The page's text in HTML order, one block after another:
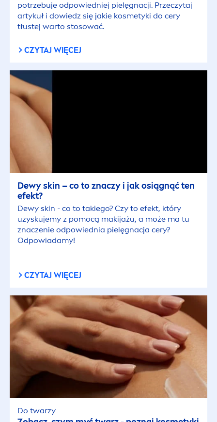
potrzebuje odpowiedniej pielęgnacji. Przeczytaj
artykuł i dowiedz się jakie kosmetyki do cery
tłustej warto stosować.
CZYTAJ WIĘCEJ
Dewyskin – co to znaczy i jak osiągnąć ten
efekt?
Dewy skin - co to takiego? Czy to efekt, który
uzyskujemy z pomocą makijażu, a może ma tu
znaczenie odpowiednia pielęgnacja cery?
Odpowiadamy!
CZYTAJ WIĘCEJ
Do twarzy